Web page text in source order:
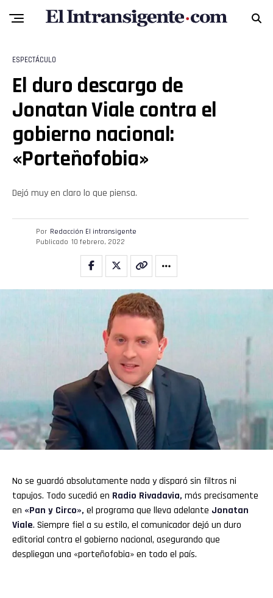
ESPECTÁCULO
El duro descargo de
Jonatan Viale contra el
gobierno nacional:
«Porteñofobia»
Dejó muy en claro lo que piensa.
Por Redacción El intransigente
Publicado 10 febrero, 2022
No se guardó absolutamente nada y disparó sin filtros ni
tapujos. Todo sucedió en Radio Rivadavia, más precisamente
en «Pan y Circo», el programa que lleva adelante Jonatan
Viale. Siempre fiel a su estilo, el comunicador dejó un duro
editorial contra el gobierno nacional, asegurando que
despliegan una «porteñofobia» en todo el país.